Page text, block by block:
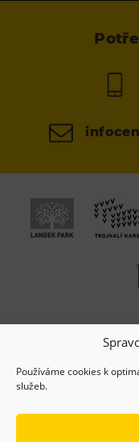
Používáme cookies k
služeb.